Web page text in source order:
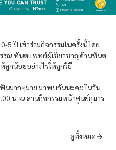
ปี เข้าร่วมกิจกรรมในครั้งนี้ โดย
รณ ทันตแพทย์ผู้เชี่ยวชาญด้านทันต
ลูกน้อยอย่างไรให้ถูกวิธี
นมากๆมาย มาพบกันนะคะ ในวัน
น. ณ ลานกิจกรรมหน้าศูนย์กุมาร
ดูทั้งหมด